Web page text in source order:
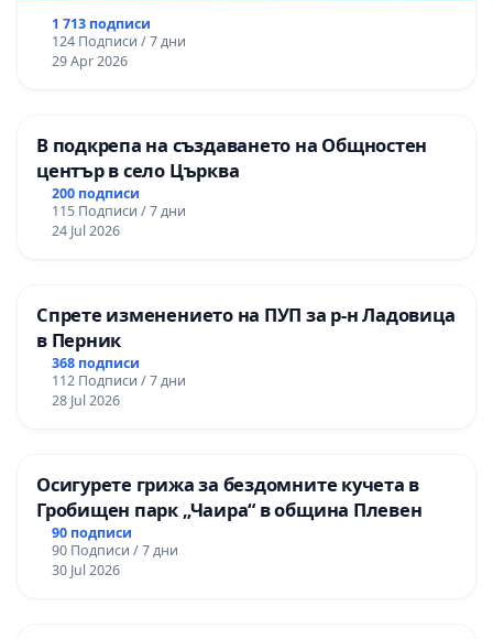
1 713 подписи
124 Подписи / 7 дни
29 Apr 2026
В подкрепа на създаването на Общностен
център в село Църква
200 подписи
115 Подписи / 7 дни
24 Jul 2026
Спрете изменението на ПУП за р-н Ладовица
в Перник
368 подписи
112 Подписи / 7 дни
28 Jul 2026
Осигурете грижа за бездомните кучета в
Гробищен парк „Чаира“ в община Плевен
90 подписи
90 Подписи / 7 дни
30 Jul 2026